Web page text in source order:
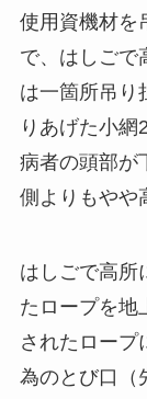
使用資機材を
で、はしごで
は一箇所吊り
りあげた小
病者の頭部が
側よりもやや
はしごで高所
たロープを地
されたロープ
為のとび口（